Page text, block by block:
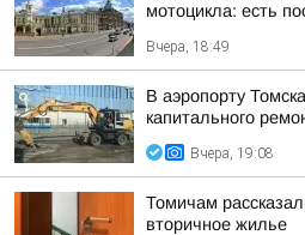
мотоцикла: есть
Вчера, 18:49
В аэропорту
капитального
Вчера, 19:08
Томичам
вторичное жилье